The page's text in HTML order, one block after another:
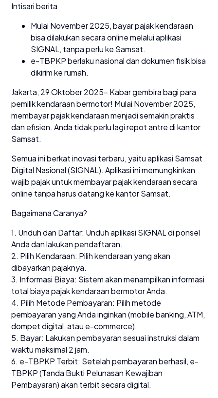
Intisari berita
Mulai November 2025, bayar pajak kendaraan
bisa dilakukan secara online melalui aplikasi
SIGNAL, tanpa perlu ke Samsat.
e-TBPKP berlaku nasional dan dokumen fisik bisa
dikirim ke rumah.
Jakarta, 29 Oktober 2025– Kabar gembira bagi para
pemilik kendaraan bermotor! Mulai November 2025,
membayar pajak kendaraan menjadi semakin praktis
dan efisien. Anda tidak perlu lagi repot antre di kantor
Samsat.
Semua ini berkat inovasi terbaru, yaitu aplikasi Samsat
Digital Nasional (SIGNAL). Aplikasi ini memungkinkan
wajib pajak untuk membayar pajak kendaraan secara
online tanpa harus datang ke kantor Samsat.
Bagaimana Caranya?
1. Unduh dan Daftar: Unduh aplikasi SIGNAL di ponsel
Anda dan lakukan pendaftaran.
2. Pilih Kendaraan: Pilih kendaraan yang akan
dibayarkan pajaknya.
3. Informasi Biaya: Sistem akan menampilkan informasi
total biaya pajak kendaraan bermotor Anda.
4. Pilih Metode Pembayaran: Pilih metode
pembayaran yang Anda inginkan (mobile banking, ATM,
dompet digital, atau e-commerce).
5. Bayar: Lakukan pembayaran sesuai instruksi dalam
waktu maksimal 2 jam.
6. e-TBPKP Terbit: Setelah pembayaran berhasil, e-
TBPKP (Tanda Bukti Pelunasan Kewajiban
Pembayaran) akan terbit secara digital.